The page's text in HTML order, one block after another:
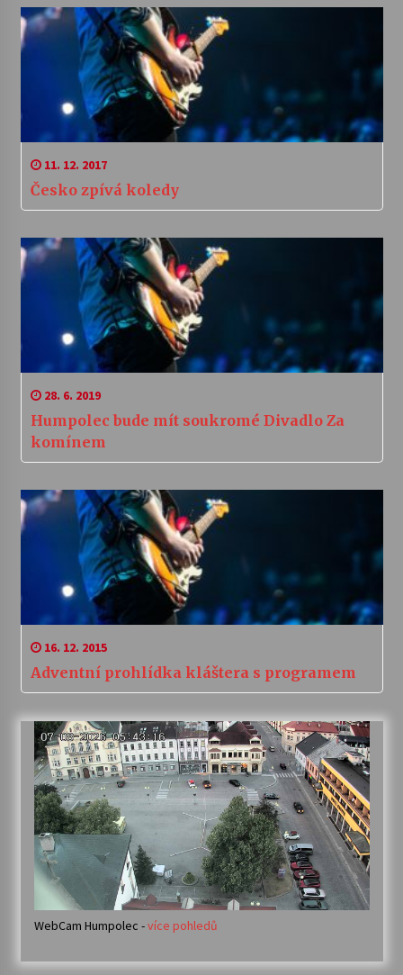
11. 12. 2017
Česko zpívá koledy
28. 6. 2019
Humpolec bude mít soukromé Divadlo Za
komínem
16. 12. 2015
Adventní prohlídka kláštera s programem
WebCam Humpolec -více pohledů